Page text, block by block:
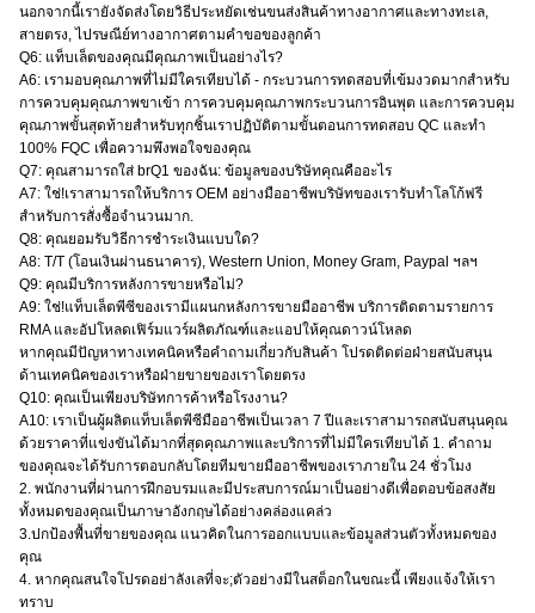
นอกจากนี้เรายังจัดส่งโดยวิธีประหยัดเช่นขนส่งสินค้าทางอากาศและทางทะเล,
สายตรง, ไปรษณีย์ทางอากาศตามคำขอของลูกค้า
Q6: แท็บเล็ตของคุณมีคุณภาพเป็นอย่างไร?
A6: เรามอบคุณภาพที่ไม่มีใครเทียบได้ - กระบวนการทดสอบที่เข้มงวดมากสำหรับ
การควบคุมคุณภาพขาเข้า การควบคุมคุณภาพกระบวนการอินพุต และการควบคุม
คุณภาพขั้นสุดท้ายสำหรับทุกชิ้นเราปฏิบัติตามขั้นตอนการทดสอบ QC และทำ
100% FQC เพื่อความพึงพอใจของคุณ
Q7: คุณสามารถใส่ brQ1 ของฉัน: ข้อมูลของบริษัทคุณคืออะไร
A7: ใช่!เราสามารถให้บริการ OEM อย่างมืออาชีพบริษัทของเรารับทำโลโก้ฟรี
สำหรับการสั่งซื้อจำนวนมาก.
Q8: คุณยอมรับวิธีการชำระเงินแบบใด?
A8: T/T (โอนเงินผ่านธนาคาร), Western Union, Money Gram, Paypal ฯลฯ
Q9: คุณมีบริการหลังการขายหรือไม่?
A9: ใช่!แท็บเล็ตพีซีของเรามีแผนกหลังการขายมืออาชีพ บริการติดตามรายการ
RMA และอัปโหลดเฟิร์มแวร์ผลิตภัณฑ์และแอปให้คุณดาวน์โหลด
หากคุณมีปัญหาทางเทคนิคหรือคำถามเกี่ยวกับสินค้า โปรดติดต่อฝ่ายสนับสนุน
ด้านเทคนิคของเราหรือฝ่ายขายของเราโดยตรง
Q10: คุณเป็นเพียงบริษัทการค้าหรือโรงงาน?
A10: เราเป็นผู้ผลิตแท็บเล็ตพีซีมืออาชีพเป็นเวลา 7 ปีและเราสามารถสนับสนุนคุณ
ด้วยราคาที่แข่งขันได้มากที่สุดคุณภาพและบริการที่ไม่มีใครเทียบได้ 1. คำถาม
ของคุณจะได้รับการตอบกลับโดยทีมขายมืออาชีพของเราภายใน 24 ชั่วโมง
2. พนักงานที่ผ่านการฝึกอบรมและมีประสบการณ์มาเป็นอย่างดีเพื่อตอบข้อสงสัย
ทั้งหมดของคุณเป็นภาษาอังกฤษได้อย่างคล่องแคล่ว
3.ปกป้องพื้นที่ขายของคุณ แนวคิดในการออกแบบและข้อมูลส่วนตัวทั้งหมดของ
คุณ
4. หากคุณสนใจโปรดอย่าลังเลที่จะ;ตัวอย่างมีในสต็อกในขณะนี้ เพียงแจ้งให้เรา
ทราบ